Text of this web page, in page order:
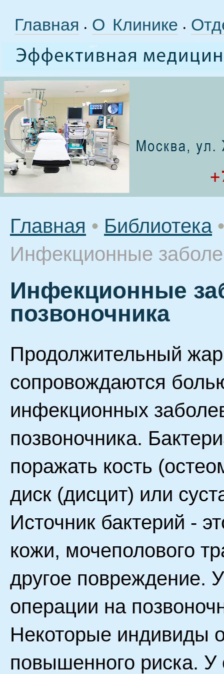
Главная • О Клинике •
Главная • Библиотека •
Инфекционные
Инфекционные
позвоночника
Продолжительный
сопровождаются
инфекционных
позвоночника.
поражать кость
диск (дисцит) или
Источник бактерий -
кожи, мочеполового
другое повреждение.
операции на
Некоторые индивиды
повышенного риска.